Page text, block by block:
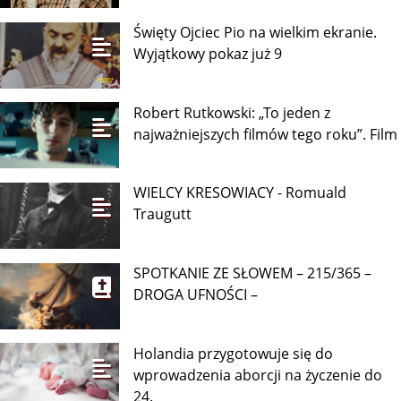
Święty Ojciec Pio na wielkim ekranie.
Wyjątkowy pokaz już 9
Robert Rutkowski: „To jeden z
najważniejszych filmów tego roku”. Film
WIELCY KRESOWIACY - Romuald
Traugutt
SPOTKANIE ZE SŁOWEM – 215/365 –
DROGA UFNOŚCI –
Holandia przygotowuje się do
wprowadzenia aborcji na życzenie do
24.